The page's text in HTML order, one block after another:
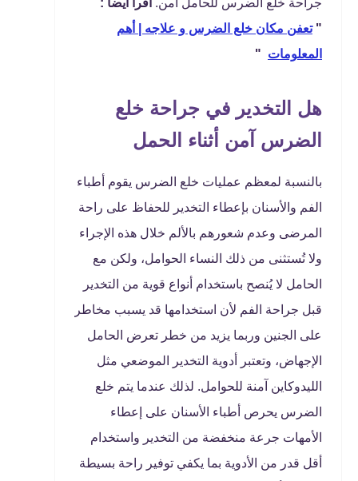
جراحة خلع الضرس للحامل آمن. اقرا ايضا :
"تعفن مكان خلع الضرس و علاجه | أهم
المعلومات "
هل التخدير في جراحة خلع
الضرس آمن أثناء الحمل
بالنسبة لمعظم عمليات خلع الضرس يقوم أطباء
الفم والأسنان بإعطاء التخدير للحفاظ على راحة
المرضى وعدم شعورهم بالألم خلال هذه الإجراء
ولا تُستثنى من ذلك النساء الحوامل، ولكن مع
الحامل لا يُنصح باستخدام أنواع قوية من التخدير
قبل جراحة الفم لأن استخدامها قد يسبب مخاطر
على الجنين وربما يزيد من خطر تعرض الحامل
الإجهاض، وتعتبر أدوية التخدير الموضعي مثل
الليدوكاين آمنة للحوامل. لذلك عندما يتم خلع
الضرس يحرص أطباء الأسنان على إعطاء
الأمهات جرعة منخفضة من التخدير واستخدام
أقل قدر من الأدوية بما يكفي توفير راحة بسيطة